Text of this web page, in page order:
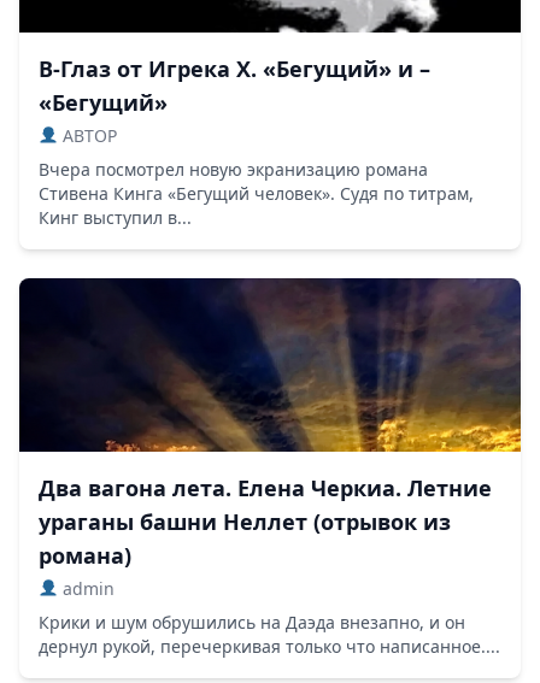
В-Глаз от Игрека Х. «Бегущий» и –
«Бегущий»
ABTOP
Вчера посмотрел новую экранизацию романа
Стивена Кинга «Бегущий человек». Судя по титрам,
Кинг выступил в...
Два вагона лета. Елена Черкиа. Летние
ураганы башни Неллет (отрывок из
романа)
admin
Крики и шум обрушились на Даэда внезапно, и он
дернул рукой, перечеркивая только что написанное....